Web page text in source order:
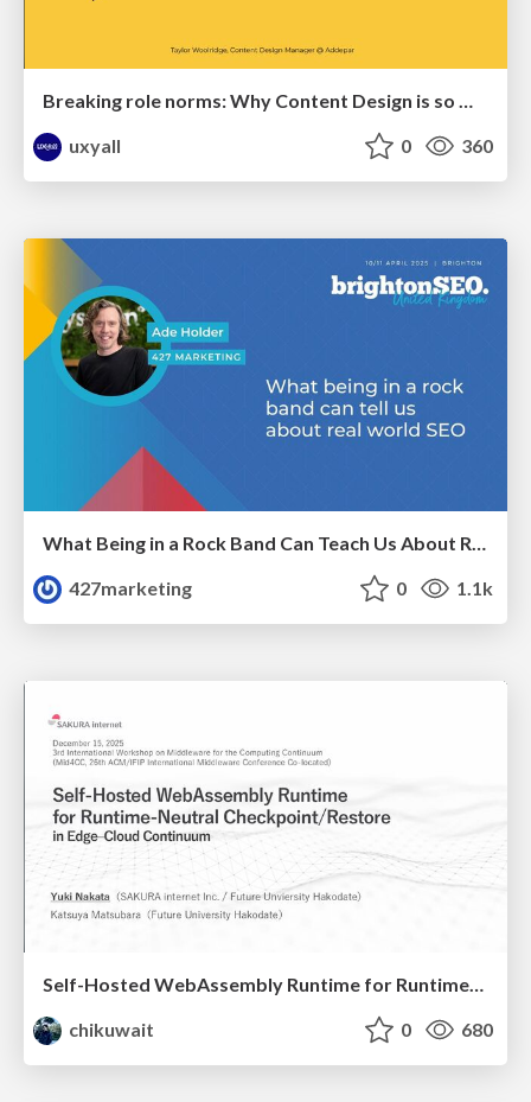
Breaking role norms: Why Content Design is so much more than writing copy - Taylor Woolridge
uxyall
0 360
What Being in a Rock Band Can Teach Us About Real World SEO
427marketing
0 1.1k
Self-Hosted WebAssembly Runtime for Runtime-Neutral Checkpoint/Restore in Edge–Cloud Continuum
chikuwait
0 680